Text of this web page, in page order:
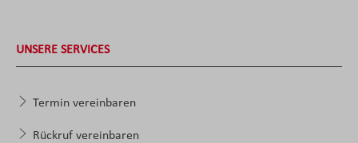
UNSERE SERVICES
Termin vereinbaren
Rückruf vereinbaren